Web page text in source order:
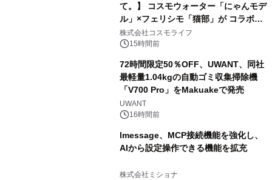
て。】 コスモウォーター「にゃんモデ
ル」×フェリシモ「猫部」が コラボキ
ャンペーンを実施
株式会社コスモライフ
15時間前
72時間限定50％OFF、UWANT、同社
最軽量1.04kgの自動ゴミ収集掃除機
「V700 Pro」をMakuakeで発売
UWANT
16時間前
lmessage、MCP接続機能を強化し、
AIから設定操作できる機能を拡充
株式会社ミショナ